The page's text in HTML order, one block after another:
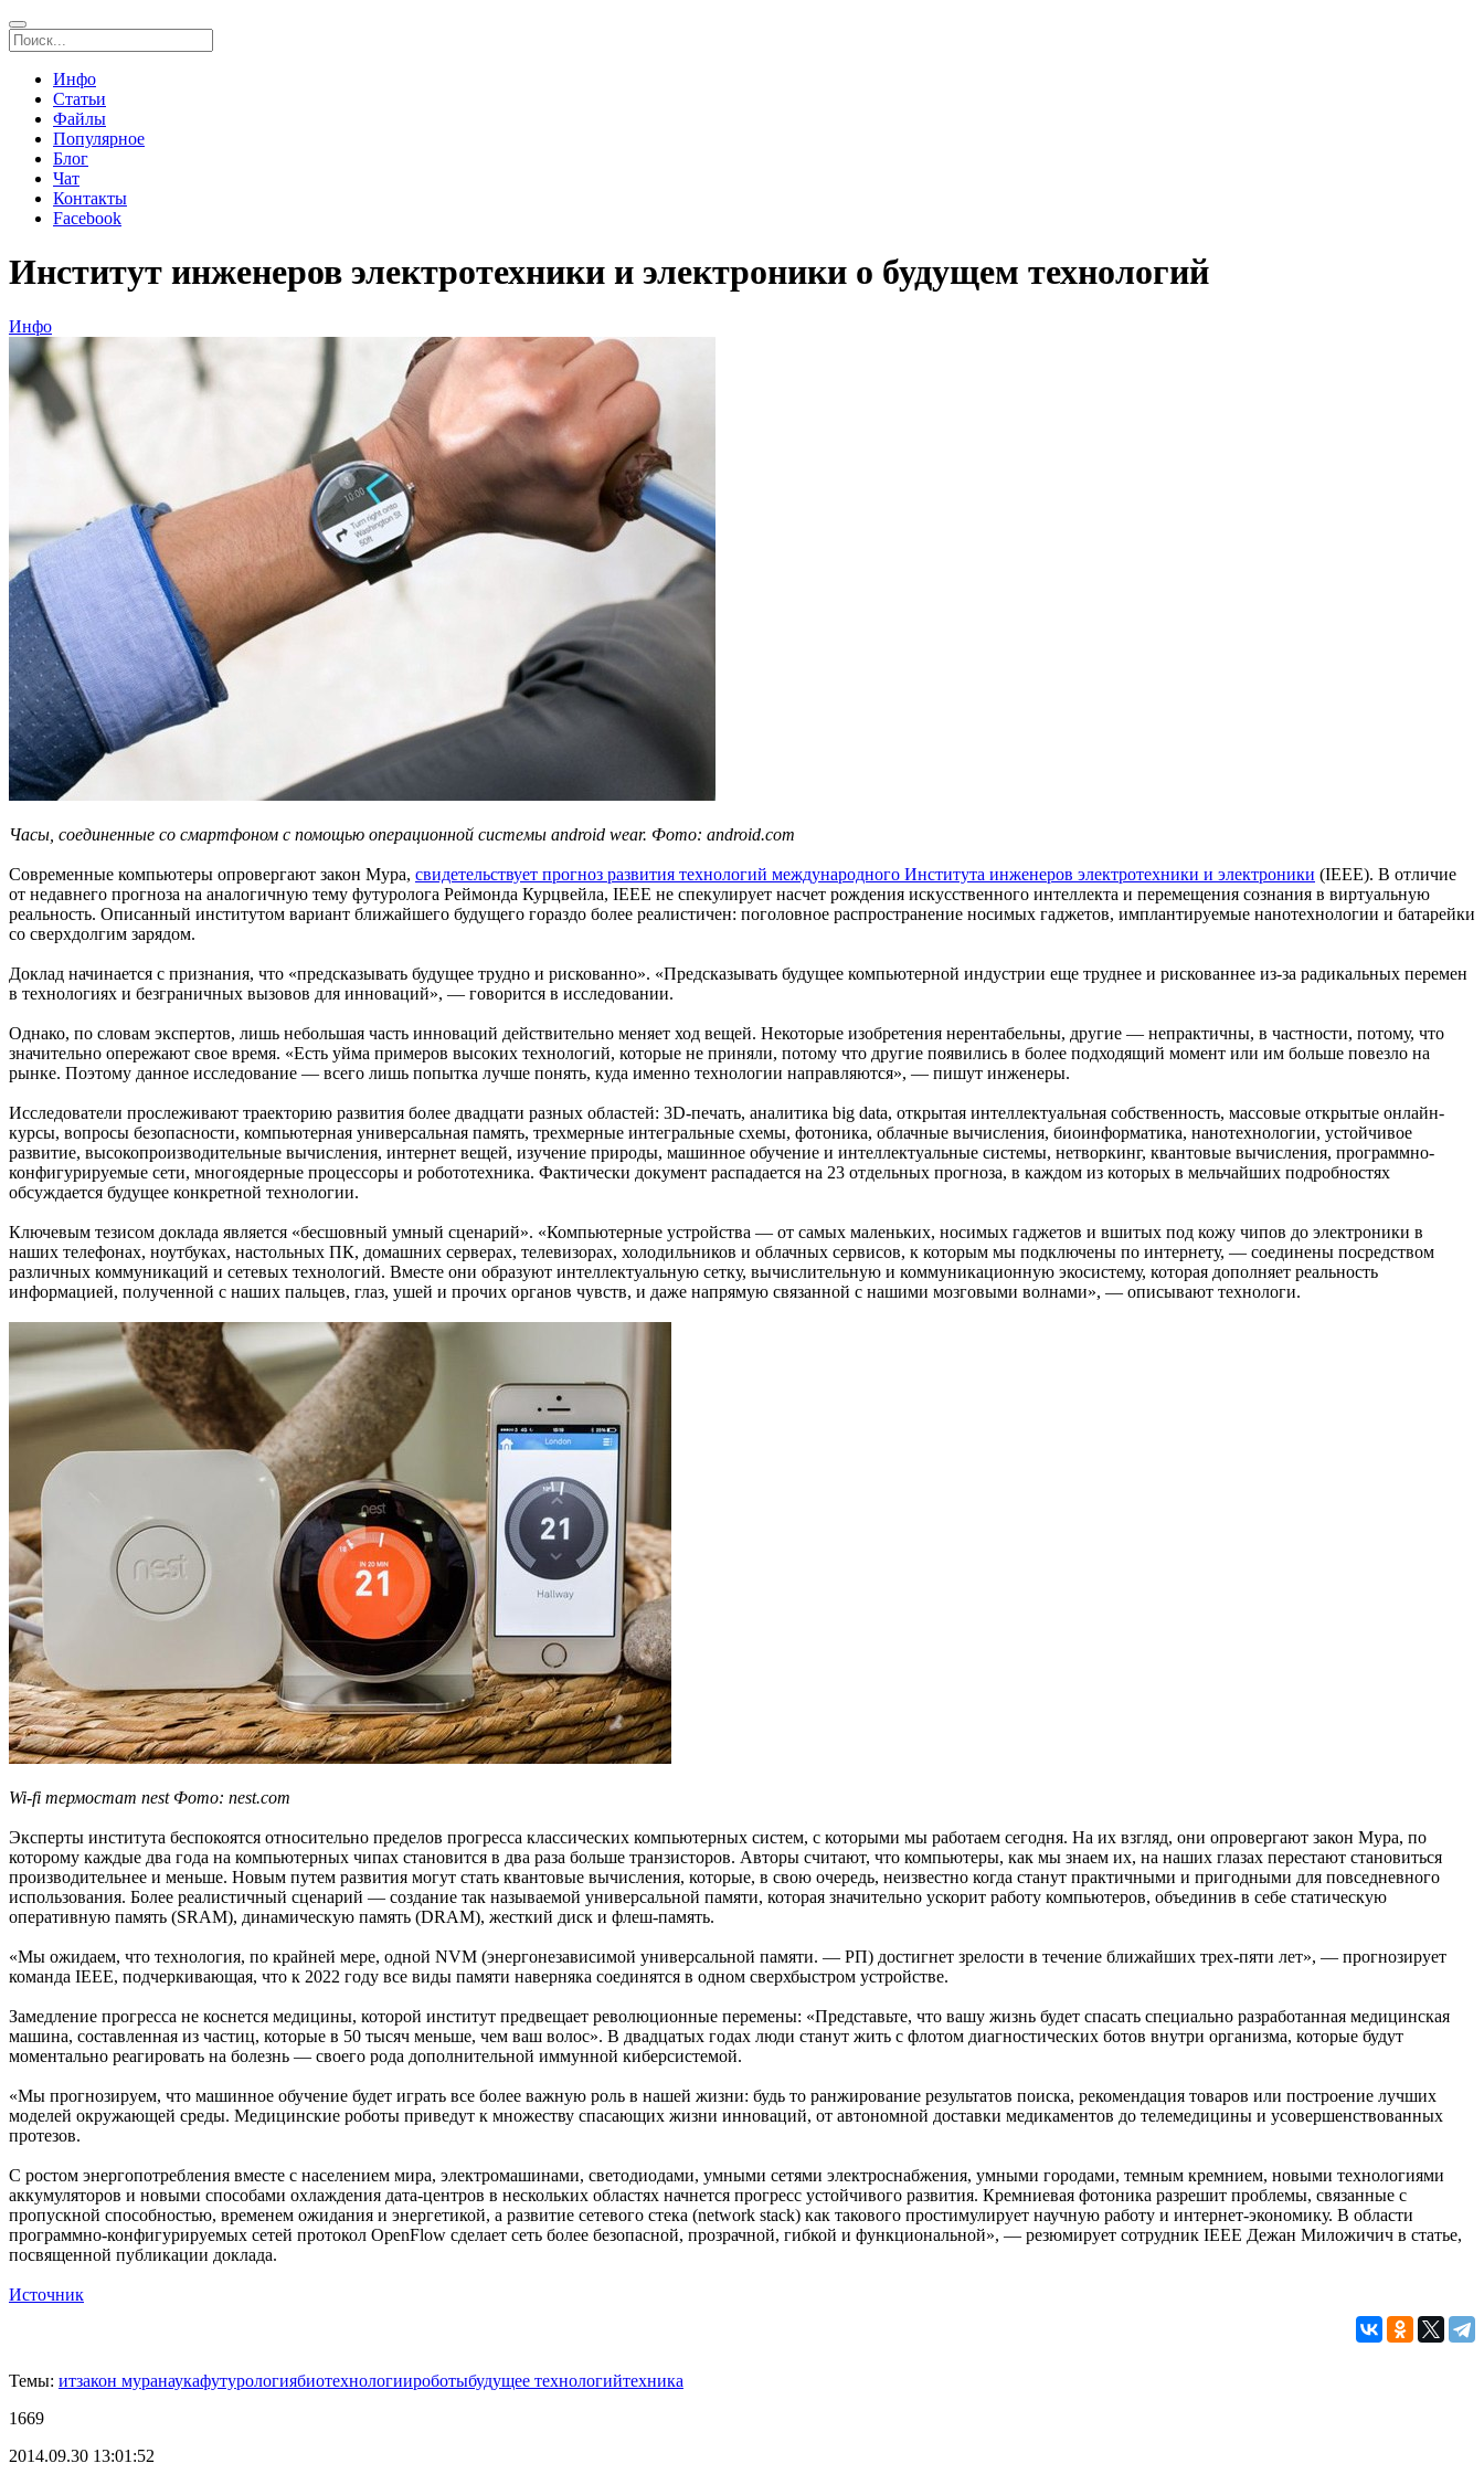
Инфо
Статьи
Файлы
Популярное
Блог
Чат
Контакты
Facebook
Институт инженеров электротехники и электроники о будущем технологий
Инфо
Часы, соединенные со смартфоном с помощью операционной системы android wear. Фото: android.com
Современные компьютеры опровергают закон Мура, свидетельствует прогноз развития технологий международного Института инженеров электротехники и электроники (IEEE). В отличие
от недавнего прогноза на аналогичную тему футуролога Реймонда Курцвейла, IEEE не спекулирует насчет рождения искусственного интеллекта и перемещения сознания в виртуальную
реальность. Описанный институтом вариант ближайшего будущего гораздо более реалистичен: поголовное распространение носимых гаджетов, имплантируемые нанотехнологии и батарейки
со сверхдолгим зарядом.
Доклад начинается с признания, что «предсказывать будущее трудно и рискованно». «Предсказывать будущее компьютерной индустрии еще труднее и рискованнее из-за радикальных перемен
в технологиях и безграничных вызовов для инноваций», — говорится в исследовании.
Однако, по словам экспертов, лишь небольшая часть инноваций действительно меняет ход вещей. Некоторые изобретения нерентабельны, другие — непрактичны, в частности, потому, что
значительно опережают свое время. «Есть уйма примеров высоких технологий, которые не приняли, потому что другие появились в более подходящий момент или им больше повезло на
рынке. Поэтому данное исследование — всего лишь попытка лучше понять, куда именно технологии направляются», — пишут инженеры.
Исследователи прослеживают траекторию развития более двадцати разных областей: 3D-печать, аналитика big data, открытая интеллектуальная собственность, массовые открытые онлайн-
курсы, вопросы безопасности, компьютерная универсальная память, трехмерные интегральные схемы, фотоника, облачные вычисления, биоинформатика, нанотехнологии, устойчивое
развитие, высокопроизводительные вычисления, интернет вещей, изучение природы, машинное обучение и интеллектуальные системы, нетворкинг, квантовые вычисления, программно-
конфигурируемые сети, многоядерные процессоры и робототехника. Фактически документ распадается на 23 отдельных прогноза, в каждом из которых в мельчайших подробностях
обсуждается будущее конкретной технологии.
Ключевым тезисом доклада является «бесшовный умный сценарий». «Компьютерные устройства — от самых маленьких, носимых гаджетов и вшитых под кожу чипов до электроники в
наших телефонах, ноутбуках, настольных ПК, домашних серверах, телевизорах, холодильников и облачных сервисов, к которым мы подключены по интернету, — соединены посредством
различных коммуникаций и сетевых технологий. Вместе они образуют интеллектуальную сетку, вычислительную и коммуникационную экосистему, которая дополняет реальность
информацией, полученной с наших пальцев, глаз, ушей и прочих органов чувств, и даже напрямую связанной с нашими мозговыми волнами», — описывают технологи.
Wi-fi термостат nest Фото: nest.com
Эксперты института беспокоятся относительно пределов прогресса классических компьютерных систем, с которыми мы работаем сегодня. На их взгляд, они опровергают закон Мура, по
которому каждые два года на компьютерных чипах становится в два раза больше транзисторов. Авторы считают, что компьютеры, как мы знаем их, на наших глазах перестают становиться
производительнее и меньше. Новым путем развития могут стать квантовые вычисления, которые, в свою очередь, неизвестно когда станут практичными и пригодными для повседневного
использования. Более реалистичный сценарий — создание так называемой универсальной памяти, которая значительно ускорит работу компьютеров, объединив в себе статическую
оперативную память (SRAM), динамическую память (DRAM), жесткий диск и флеш-память.
«Мы ожидаем, что технология, по крайней мере, одной NVM (энергонезависимой универсальной памяти. — РП) достигнет зрелости в течение ближайших трех-пяти лет», — прогнозирует
команда IEEE, подчеркивающая, что к 2022 году все виды памяти наверняка соединятся в одном сверхбыстром устройстве.
Замедление прогресса не коснется медицины, которой институт предвещает революционные перемены: «Представьте, что вашу жизнь будет спасать специально разработанная медицинская
машина, составленная из частиц, которые в 50 тысяч меньше, чем ваш волос». В двадцатых годах люди станут жить с флотом диагностических ботов внутри организма, которые будут
моментально реагировать на болезнь — своего рода дополнительной иммунной киберсистемой.
«Мы прогнозируем, что машинное обучение будет играть все более важную роль в нашей жизни: будь то ранжирование результатов поиска, рекомендация товаров или построение лучших
моделей окружающей среды. Медицинские роботы приведут к множеству спасающих жизни инноваций, от автономной доставки медикаментов до телемедицины и усовершенствованных
протезов.
С ростом энергопотребления вместе с населением мира, электромашинами, светодиодами, умными сетями электроснабжения, умными городами, темным кремнием, новыми технологиями
аккумуляторов и новыми способами охлаждения дата-центров в нескольких областях начнется прогресс устойчивого развития. Кремниевая фотоника разрешит проблемы, связанные с
пропускной способностью, временем ожидания и энергетикой, а развитие сетевого стека (network stack) как такового простимулирует научную работу и интернет-экономику. В области
программно-конфигурируемых сетей протокол OpenFlow сделает сеть более безопасной, прозрачной, гибкой и функциональной», — резюмирует сотрудник IEEE Дежан Миложичич в статье,
посвященной публикации доклада.
Источник
Темы: итзакон муранаукафутурологиябиотехнологиироботыбудущее технологийтехника
1669
2014.09.30 13:01:52